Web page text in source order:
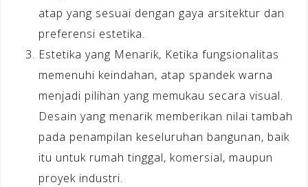
atap yang sesuai dengan gaya arsitektur dan
preferensi estetika.
Estetika yang Menarik, Ketika fungsionalitas
memenuhi keindahan, atap spandek warna
menjadi pilihan yang memukau secara visual.
Desain yang menarik memberikan nilai tambah
pada penampilan keseluruhan bangunan, baik
itu untuk rumah tinggal, komersial, maupun
proyek industri.